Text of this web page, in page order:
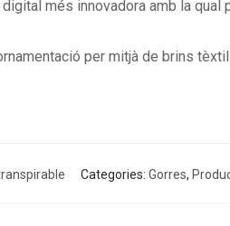
més innovadora amb la
per mitjà de brins
Categories: Gorres,